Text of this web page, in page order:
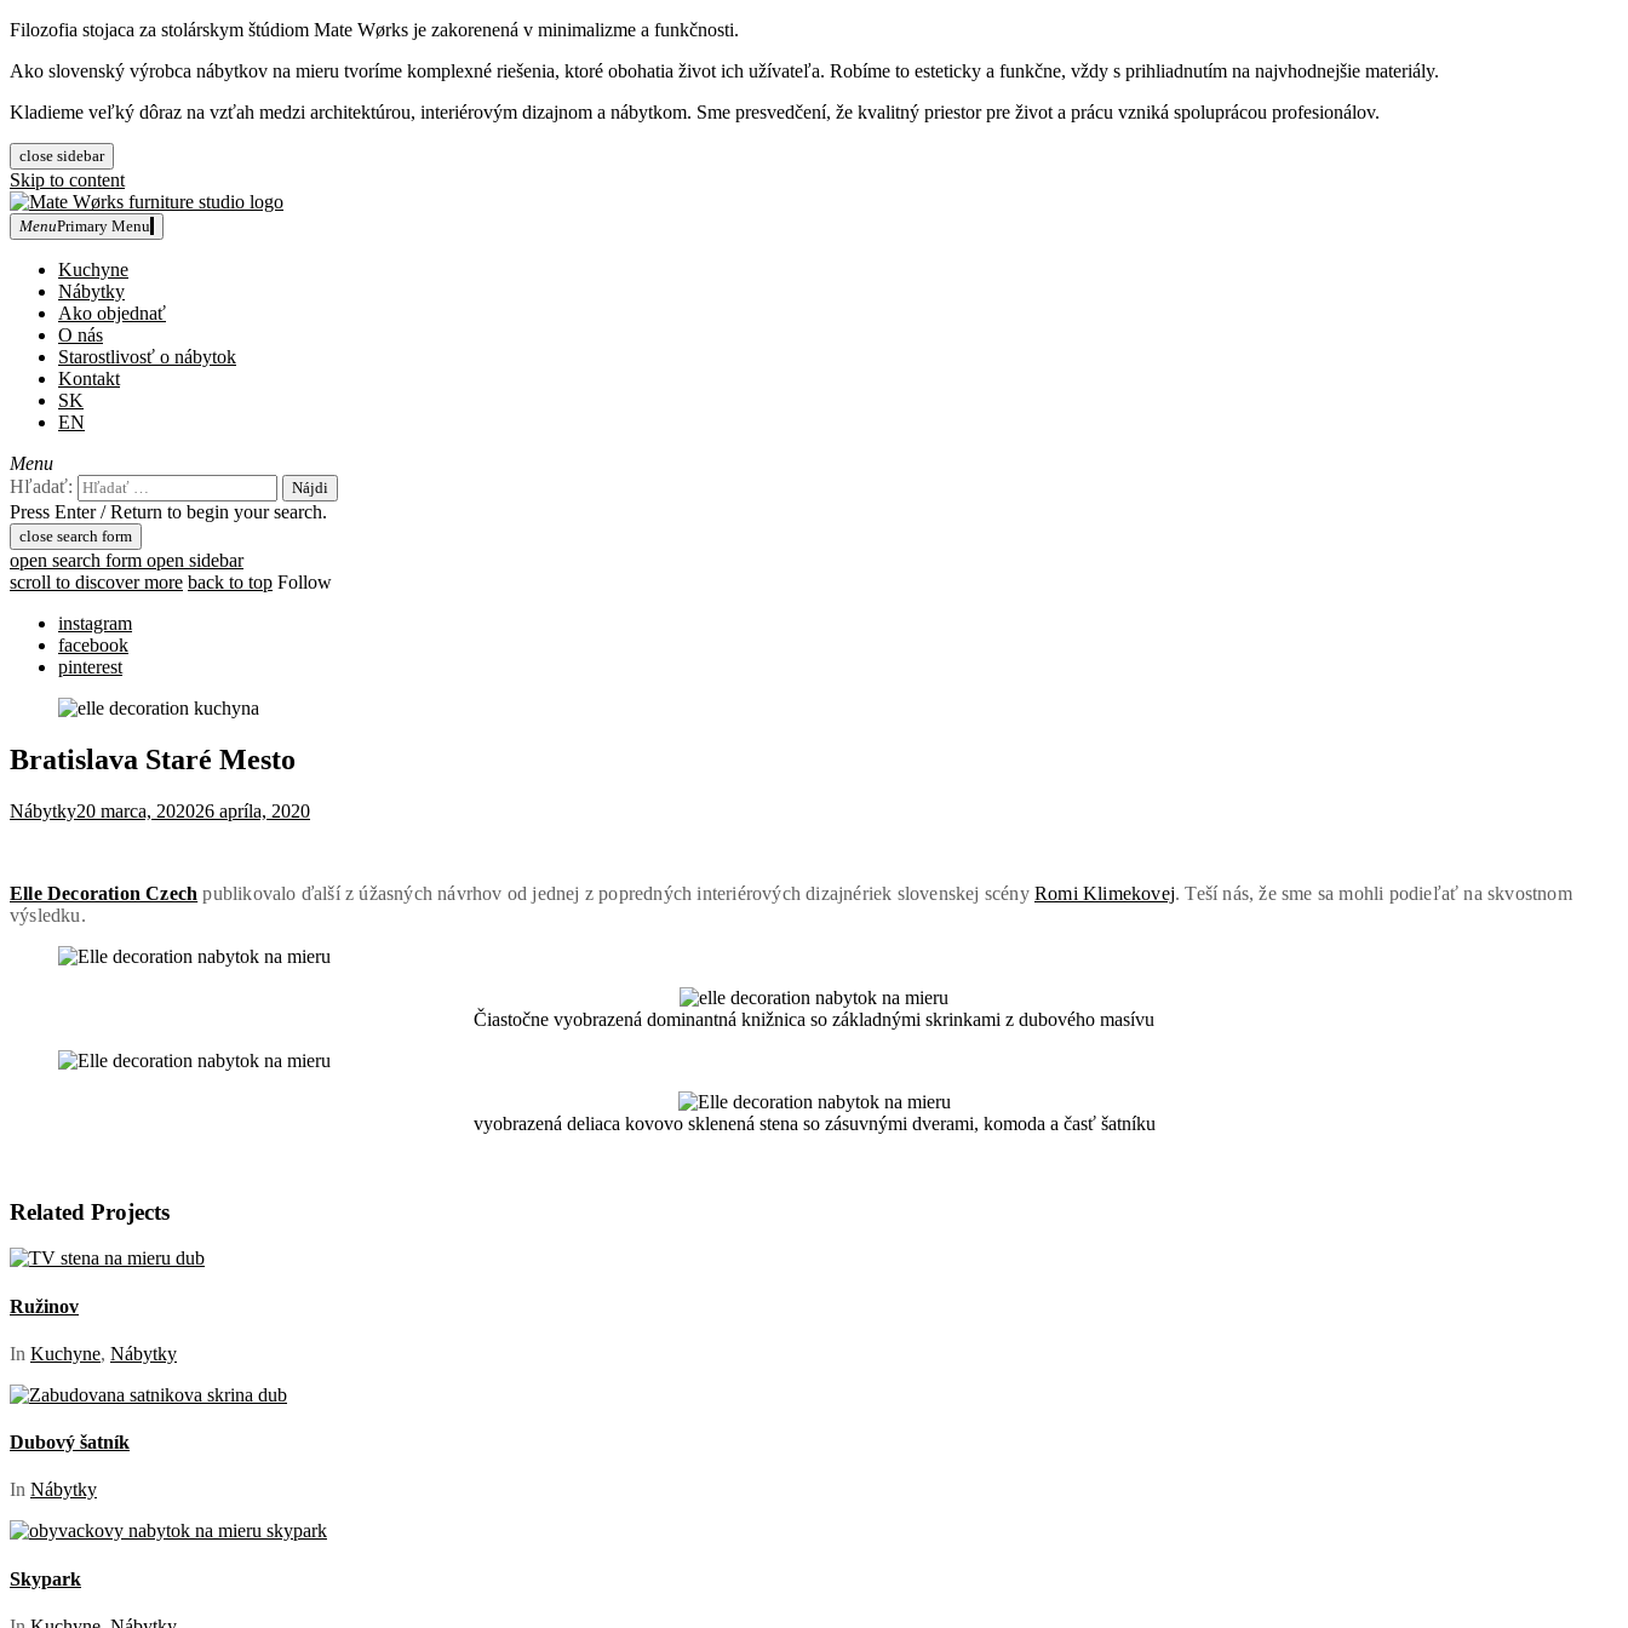
Filozofia stojaca za stolárskym štúdiom Mate Wørks je zakorenená v minimalizme a funkčnosti.
Ako slovenský výrobca nábytkov na mieru tvoríme komplexné riešenia, ktoré obohatia život ich užívateľa. Robíme to esteticky a funkčne, vždy s prihliadnutím na najvhodnejšie materiály.
Kladieme veľký dôraz na vzťah medzi architektúrou, interiérovým dizajnom a nábytkom. Sme presvedčení, že kvalitný priestor pre život a prácu vzniká spoluprácou profesionálov.
close sidebar
Skip to content
Mate Wørks furniture studio
MenuPrimary Menu
Kuchyne
Nábytky
Ako objednať
O nás
Starostlivosť o nábytok
Kontakt
SK
EN
Menu
Hľadať:
Press Enter / Return to begin your search.
close search form
open search form open sidebar
scroll to discover more back to top Follow
instagram
facebook
pinterest
Bratislava Staré Mesto
Nábytky20 marca, 202026 apríla, 2020
Elle Decoration Czech publikovalo ďalší z úžasných návrhov od jednej z popredných interiérových dizajnériek slovenskej scény Romi Klimekovej. Teší nás, že sme sa mohli podieľať na skvostnom
výsledku.
Čiastočne vyobrazená dominantná knižnica so základnými skrinkami z dubového masívu
vyobrazená deliaca kovovo sklenená stena so zásuvnými dverami, komoda a časť šatníku
Related Projects
Ružinov
In Kuchyne, Nábytky
Dubový šatník
In Nábytky
Skypark